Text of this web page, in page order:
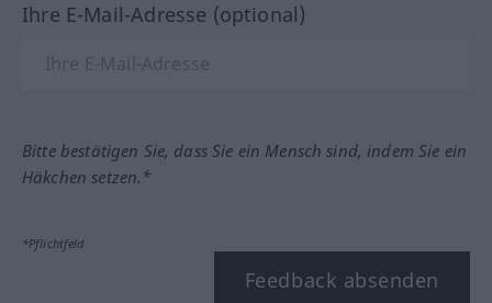
Ihre E-Mail-Adresse (optional)
Bitte bestätigen Sie, dass Sie ein Mensch sind, indem Sie ein
Häkchen setzen.*
*Pflichtfeld
Feedback absenden